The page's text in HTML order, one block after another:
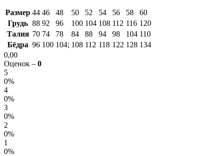
Размер 44 46 48 50 52 54 56 58
60
Грудь 88 92 96 100 104 108 112 116 120
Талия 70 74 78 84 88 94 98 104 110
Бёдра 96 100 104; 108 112 118 122 128 134
0,00
Оценок – 0
5
0%
4
0%
3
0%
2
0%
1
0%